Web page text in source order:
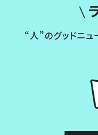
“人”のグッドニュ